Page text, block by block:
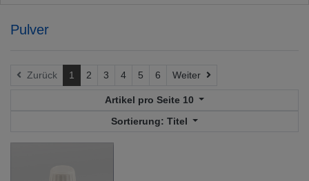
Pulver
Zurück 1 2 3 4 5 6 Weiter
Artikel pro Seite 10
Sortierung: Titel